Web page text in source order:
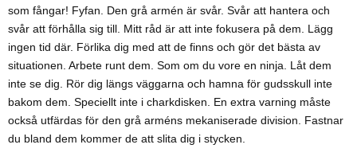
som fångar! Fyfan. Den grå armén är svår. Svår att hantera och
svår att förhålla sig till. Mitt råd är att inte fokusera på dem. Lägg
ingen tid där. Förlika dig med att de finns och gör det bästa av
situationen. Arbete runt dem. Som om du vore en ninja. Låt dem
inte se dig. Rör dig längs väggarna och hamna för gudsskull inte
bakom dem. Speciellt inte i charkdisken. En extra varning måste
också utfärdas för den grå arméns mekaniserade division. Fastnar
du bland dem kommer de att slita dig i stycken.